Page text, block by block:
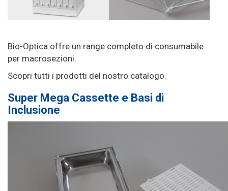
Bio-Optica offre un range completo di consumabile
per macrosezioni.
Scopri tutti i prodotti del nostro catalogo.
Super Mega Cassette e Basi di
Inclusione